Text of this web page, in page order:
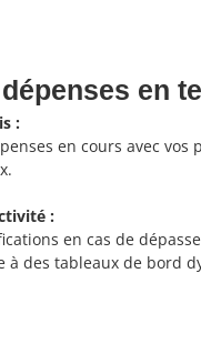
en
:
en cours avec vos
:
en cas de
à des tableaux de bord